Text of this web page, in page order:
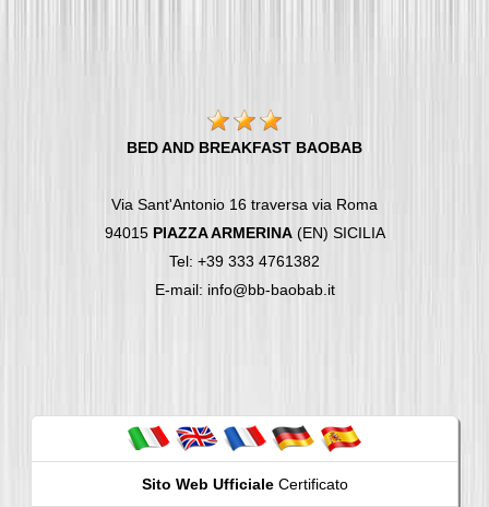
BED AND BREAKFAST BAOBAB
Via Sant'Antonio 16 traversa via Roma
94015 PIAZZA ARMERINA(EN) SICILIA
Tel: +39 333 4761382
E-mail: info@bb-baobab.it
Sito Web UfficialeCertificato